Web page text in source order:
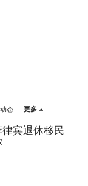
宾退休移民
态 更多